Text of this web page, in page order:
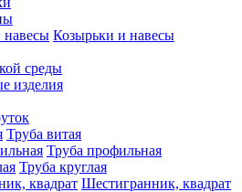
Козырьки и навесы
среды
изделия
Труба витая
Труба профильная
Труба круглая
Шестигранник, квадрат